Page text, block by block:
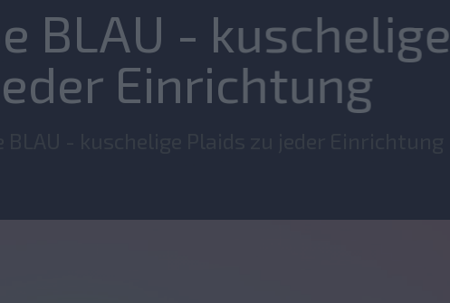
BLAU - kuschelige
Einrichtung